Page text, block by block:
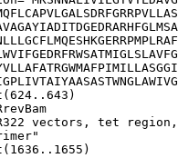
vectors, tet